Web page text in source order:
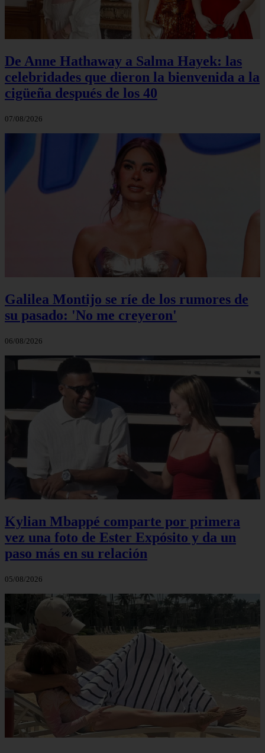
De Anne Hathaway a Salma Hayek: las
celebridades que dieron la bienvenida a la
cigüeña después de los 40
07/08/2026
Galilea Montijo se ríe de los rumores de
su pasado: 'No me creyeron'
06/08/2026
Kylian Mbappé comparte por primera
vez una foto de Ester Expósito y da un
paso más en su relación
05/08/2026